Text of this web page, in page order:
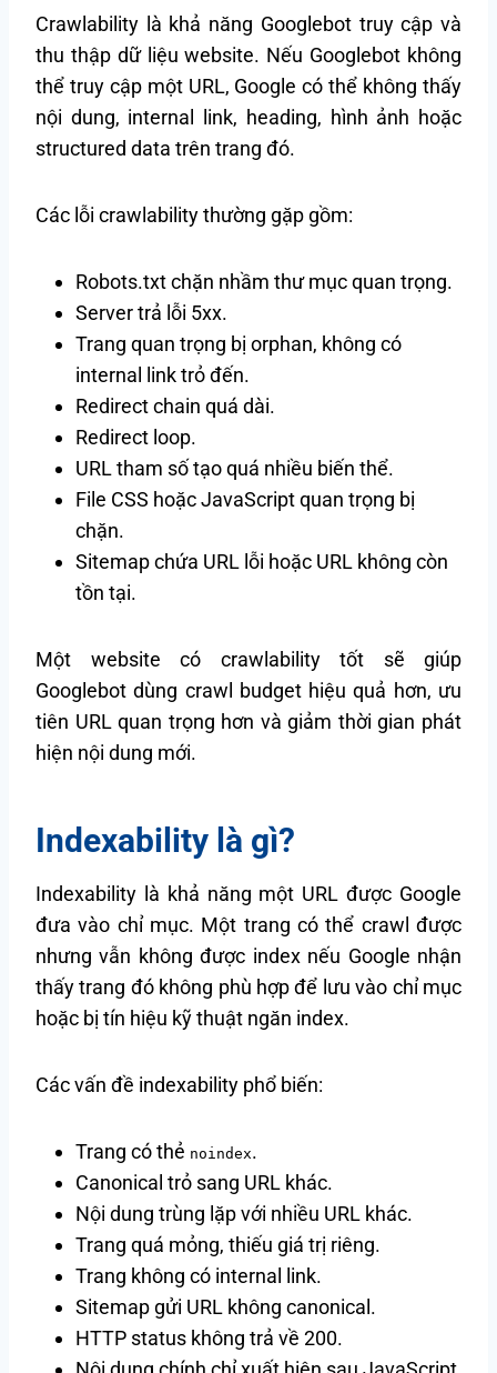
Crawlability là khả năng Googlebot truy cập và
thu thập dữ liệu website. Nếu Googlebot không
thể truy cập một URL, Google có thể không thấy
nội dung, internal link, heading, hình ảnh hoặc
structured data trên trang đó.
Các lỗi crawlability thường gặp gồm:
Robots.txt chặn nhầm thư mục quan trọng.
Server trả lỗi 5xx.
Trang quan trọng bị orphan, không có
internal link trỏ đến.
Redirect chain quá dài.
Redirect loop.
URL tham số tạo quá nhiều biến thể.
File CSS hoặc JavaScript quan trọng bị
chặn.
Sitemap chứa URL lỗi hoặc URL không còn
tồn tại.
Một website có crawlability tốt sẽ giúp
Googlebot dùng crawl budget hiệu quả hơn, ưu
tiên URL quan trọng hơn và giảm thời gian phát
hiện nội dung mới.
Indexability là gì?
Indexability là khả năng một URL được Google
đưa vào chỉ mục. Một trang có thể crawl được
nhưng vẫn không được index nếu Google nhận
thấy trang đó không phù hợp để lưu vào chỉ mục
hoặc bị tín hiệu kỹ thuật ngăn index.
Các vấn đề indexability phổ biến:
Trang có thẻ noindex.
Canonical trỏ sang URL khác.
Nội dung trùng lặp với nhiều URL khác.
Trang quá mỏng, thiếu giá trị riêng.
Trang không có internal link.
Sitemap gửi URL không canonical.
HTTP status không trả về 200.